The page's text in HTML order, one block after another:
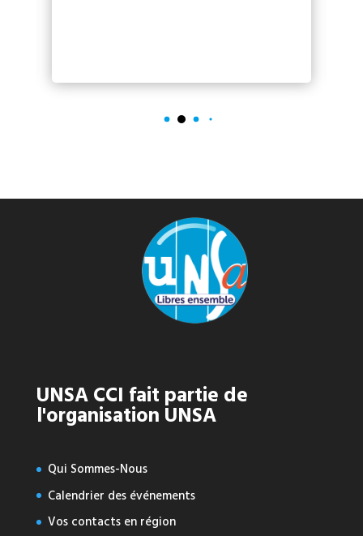
UNSA CCI fait partie de
l'organisation UNSA
Qui Sommes-Nous
Calendrier des événements
Vos contacts en région